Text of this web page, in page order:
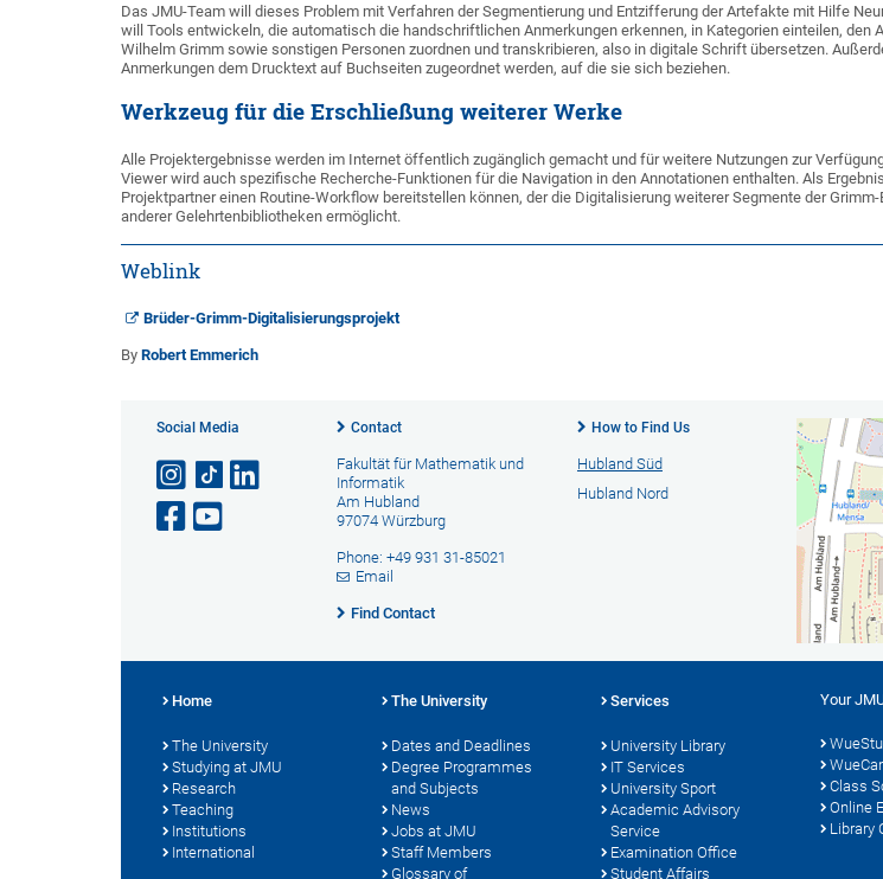
Das JMU-Team will dieses Problem mit Verfahren der Segmentierung und Entzifferung der Artefakte mit Hilfe
will Tools entwickeln, die automatisch die handschriftlichen Anmerkungen erkennen, in Kategorien einteilen, den
Wilhelm Grimm sowie sonstigen Personen zuordnen und transkribieren, also in digitale Schrift übersetzen.
Anmerkungen dem Drucktext auf Buchseiten zugeordnet werden, auf die sie sich beziehen.
Werkzeug für die Erschließung weiterer Werke
Alle Projektergebnisse werden im Internet öffentlich zugänglich gemacht und für weitere Nutzungen zur
Viewer wird auch spezifische Recherche-Funktionen für die Navigation in den Annotationen enthalten. Als
Projektpartner einen Routine-Workflow bereitstellen können, der die Digitalisierung weiterer Segmente der
anderer Gelehrtenbibliotheken ermöglicht.
Weblink
Brüder-Grimm-Digitalisierungsprojekt
By Robert Emmerich
Social Media Contact
Fakultät für Mathematik und
Informatik
Am Hubland
97074 Würzburg
Phone: +49 931 31-85021
Email
Find Contact
How to Find Us
Hubland Süd
Hubland Nord
Home
The University
Studying at JMU
Research
Teaching
Institutions
International
The University
Dates and Deadlines
Degree Programmes
and Subjects
News
Jobs at JMU
Staff Members
Glossary of
Services
University Library
IT Services
University Sport
Academic Advisory
Service
Examination Office
Student Affairs
Your
Class
Online
Library